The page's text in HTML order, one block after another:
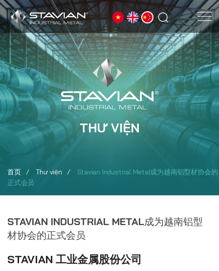
首页 Thư viện
Stavian Industrial Metal成为越南铝型材协会的
正式会员
THƯ VIỆN
STAVIAN INDUSTRIAL METAL成为越南铝型
材协会的正式会员
STAVIAN 工业金属股份公司